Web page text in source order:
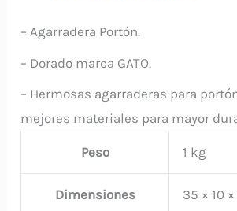
– Agarradera Portón.
– Dorado marca GATO.
– Hermosas agarraderas para
mejores materiales para mayor
Peso 1 kg
Dimensiones 35 × 10